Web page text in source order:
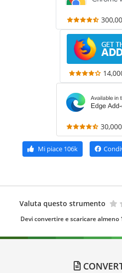
Mi piace 106k
Valuta questo strumento
Devi convertire e scaricare